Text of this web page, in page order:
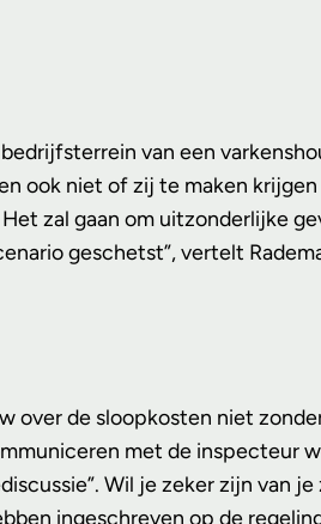
van een
ook niet of zij te maken
zal gaan om uitzonderlijke
geschetst”, vertelt
de sloopkosten niet
met de
Wil je zeker zijn
ingeschreven op de